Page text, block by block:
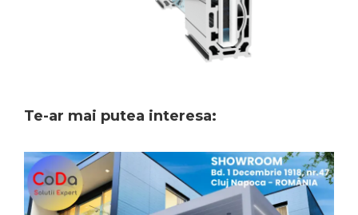
Te-ar mai putea interesa: